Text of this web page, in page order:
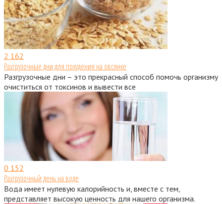
2 162
Разгрузочные дни для похудения на овсянке
Разгрузочные дни – это прекрасный способ помочь организму
очиститься от токсинов и вывести все
0 152
Разгрузочный день на воде
Вода имеет нулевую калорийность и, вместе с тем,
представляет высокую ценность для нашего организма.